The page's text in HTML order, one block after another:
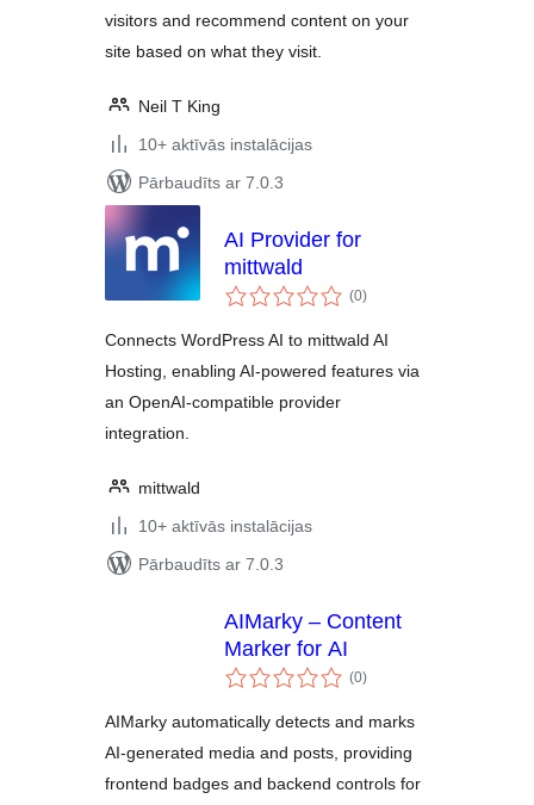
visitors and recommend content on your
site based on what they visit.
Neil T King
10+ aktīvās instalācijas
Pārbaudīts ar 7.0.3
AI Provider for
mittwald
(0vērtējumu
kopsumma
)
Connects WordPress AI to mittwald AI
Hosting, enabling AI-powered features via
an OpenAI-compatible provider
integration.
mittwald
10+ aktīvās instalācijas
Pārbaudīts ar 7.0.3
AIMarky – Content
Marker for AI
(0vērtējumu
kopsumma
)
AIMarky automatically detects and marks
AI-generated media and posts, providing
frontend badges and backend controls for